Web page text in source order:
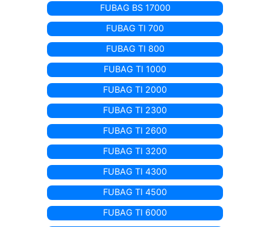
FUBAG BS 17000
FUBAG TI 700
FUBAG TI 800
FUBAG TI 1000
FUBAG TI 2000
FUBAG TI 2300
FUBAG TI 2600
FUBAG TI 3200
FUBAG TI 4300
FUBAG TI 4500
FUBAG TI 6000